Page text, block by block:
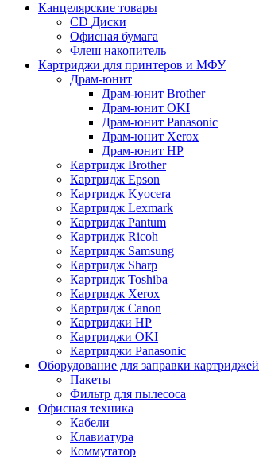
Канцелярские товары
CD Диски
Офисная бумага
Флеш накопитель
Картриджи для принтеров и МФУ
Драм-юнит
Драм-юнит Brother
Драм-юнит OKI
Драм-юнит Panasonic
Драм-юнит Xerox
Драм-юнит НР
Картридж Brother
Картридж Epson
Картридж Kyocera
Картридж Lexmark
Картридж Pantum
Картридж Ricoh
Картридж Samsung
Картридж Sharp
Картридж Toshiba
Картридж Xerox
Картридж Сanon
Картриджи HP
Картриджи OKI
Картриджи Panasonic
Оборудование для заправки картриджей
Пакеты
Фильтр для пылесоса
Офисная техника
Кабели
Клавиатура
Коммутатор